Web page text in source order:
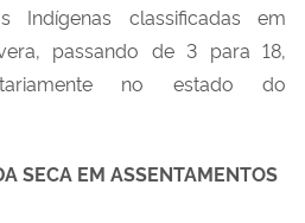
classificadas em
passando de 3 para 18,
no estado do
SECA EM ASSENTAMENTOS